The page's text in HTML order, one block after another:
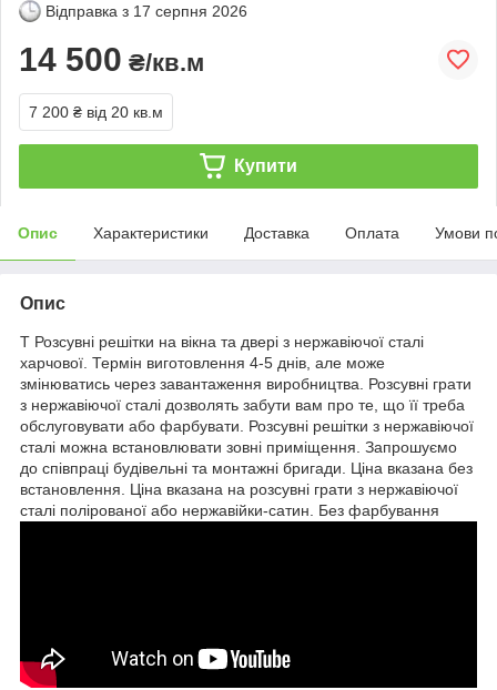
Відправка з 17 серпня 2026
14 500 ₴/кв.м
7 200 ₴ від 20 кв.м
Купити
Опис Характеристики Доставка Оплата Умови
Опис
Т Розсувні решітки на вікна та двері з нержавіючої сталі
харчової. Термін виготовлення 4-5 днів, але може
змінюватись через завантаження виробництва. Розсувні грати
з нержавіючої сталі дозволять забути вам про те, що її треба
обслуговувати або фарбувати. Розсувні решітки з нержавіючої
сталі можна встановлювати зовні приміщення. Запрошуємо
до співпраці будівельні та монтажні бригади. Ціна вказана без
встановлення. Ціна вказана на розсувні грати з нержавіючої
сталі полірованої або нержавійки-сатин. Без фарбування